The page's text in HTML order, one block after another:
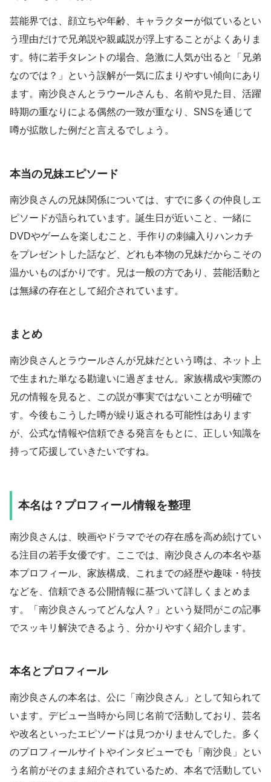
芸能界では、顔立ちや年齢、キャラクターが似ているとい
う理由だけで兄弟説や親戚説が浮上することがよくありま
す。特に若手タレントの場合、急激に人気が出ると「兄弟
なのでは？」という誤解が一気に広まりやすい傾向にあり
ます。南沙良さんとラウールさんも、名前や見た目、活躍
時期の重なりによる偶然の一致が重なり、SNSを通じて
噂が拡散した例だと言えるでしょう。
本当の兄妹エピソード
南沙良さんの兄妹関係については、すでに多くの仲良しエ
ピソードが語られています。誕生日が近いこと、一緒に
DVDやゲームを楽しむこと、手作りの刺繍入りハンカチ
をプレゼントした話など、どれも本物の兄妹だからこその
温かいものばかりです。兄は一般の方であり、芸能活動と
は無縁の存在として紹介されています。
まとめ
南沙良さんとラウールさんが兄妹だという噂は、ネット上
で生まれた単なる勘違いに過ぎません。家族構成や実際の
兄の情報を見ると、この説が事実ではないことが明確で
す。今後もこうした噂が繰り返される可能性はあります
が、公式な情報や信頼できる発言をもとに、正しい知識を
持って応援していきたいですね。
本名は？プロフィール情報を整理
南沙良さんは、映画やドラマでその存在感を高め続けてい
る注目の若手女優です。ここでは、南沙良さんの本名や基
本プロフィール、家族構成、これまでの経歴や趣味・特技
などを、信頼できる公開情報に基づいて詳しくまとめま
す。「南沙良さんってどんな人？」という疑問がこの記事
でスッキリ解決できるよう、分かりやすく紹介します。
本名とプロフィール
南沙良さんの本名は、公に「南沙良さん」として知られて
います。デビュー当時から同じ名前で活動しており、芸名
や改名といったエピソードは見つかりませんでした。多く
のプロフィールサイトやインタビューでも「南沙良」とい
う名前がそのまま紹介されているため、本名で活動してい